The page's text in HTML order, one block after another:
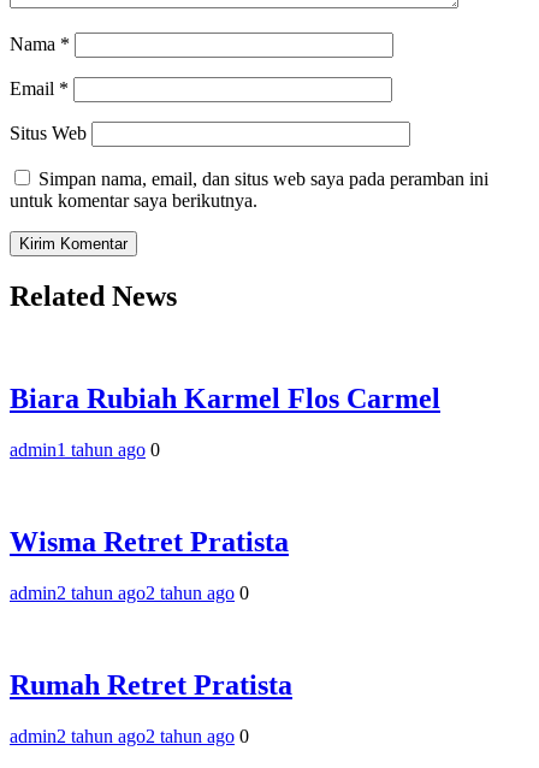
Nama *
Email *
Situs Web
Simpan nama, email, dan situs web saya pada peramban ini
untuk komentar saya berikutnya.
Related News
Biara Rubiah Karmel Flos Carmel
admin1 tahun ago 0
Wisma Retret Pratista
admin2 tahun ago2 tahun ago 0
Rumah Retret Pratista
admin2 tahun ago2 tahun ago 0